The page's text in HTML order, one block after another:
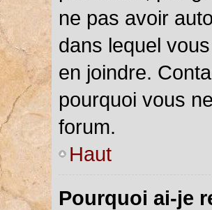
ne pas avoir
dans lequel
en joindre.
pourquoi vous
forum.
Haut
Pourquoi ai-je